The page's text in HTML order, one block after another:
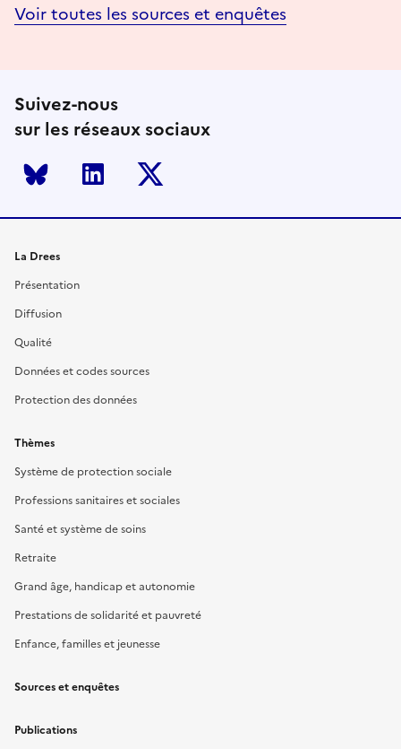
Voir toutes les sources et enquêtes
Suivez-nous
sur les réseaux sociaux
Bluesky LinkedIn
La Drees
Présentation
Diffusion
Qualité
Données et codes sources
Protection des données
Thèmes
Système de protection sociale
Professions sanitaires et sociales
Santé et système de soins
Retraite
Grand âge, handicap et autonomie
Prestations de solidarité et pauvreté
Enfance, familles et jeunesse
Sources et enquêtes
Publications